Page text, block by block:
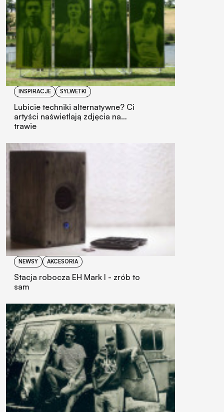
INSPIRACJE SYLWETKI
Lubicie techniki alternatywne? Ci
artyści naświetlają zdjęcia na…
trawie
NEWSY AKCESORIA
Stacja robocza EH Mark I - zrób to
sam